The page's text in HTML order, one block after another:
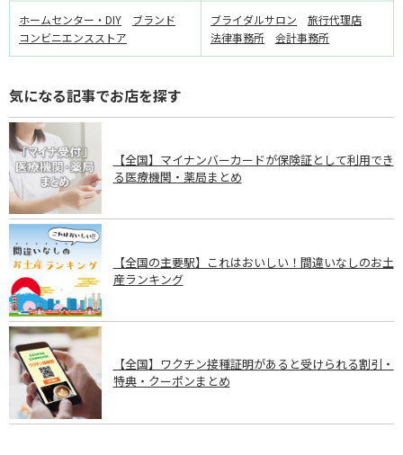
ホームセンター・DIY
ブランド
コンビニエンスストア
ブライダルサロン
旅行代理店
法律事務所
会計事務所
気になる記事でお店を探す
【全国】マイナンバーカードが保険証として利用でき
る医療機関・薬局まとめ
【全国の主要駅】これはおいしい！間違いなしのお土
産ランキング
【全国】ワクチン接種証明があると受けられる割引・
特典・クーポンまとめ